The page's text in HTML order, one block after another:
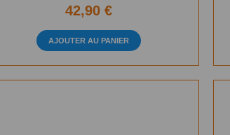
42,90 €
AJOUTER AU PANIER